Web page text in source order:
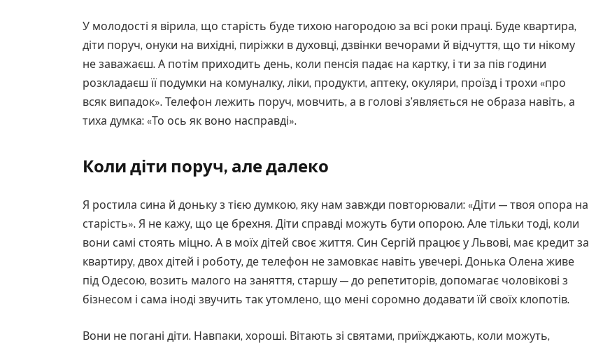
У молодості я вірила, що старість буде тихою нагородою за всі роки праці. Буде квартира,
діти поруч, онуки на вихідні, пиріжки в духовці, дзвінки вечорами й відчуття, що ти нікому
не заважаєш. А потім приходить день, коли пенсія падає на картку, і ти за пів години
розкладаєш її подумки на комуналку, ліки, продукти, аптеку, окуляри, проїзд і трохи «про
всяк випадок». Телефон лежить поруч, мовчить, а в голові з’являється не образа навіть, а
тиха думка: «То ось як воно насправді».
Коли діти поруч, але далеко
Я ростила сина й доньку з тією думкою, яку нам завжди повторювали: «Діти — твоя опора на
старість». Я не кажу, що це брехня. Діти справді можуть бути опорою. Але тільки тоді, коли
вони самі стоять міцно. А в моїх дітей своє життя. Син Сергій працює у Львові, має кредит за
квартиру, двох дітей і роботу, де телефон не замовкає навіть увечері. Донька Олена живе
під Одесою, возить малого на заняття, старшу — до репетиторів, допомагає чоловікові з
бізнесом і сама іноді звучить так утомлено, що мені соромно додавати їй своїх клопотів.
Вони не погані діти. Навпаки, хороші. Вітають зі святами, приїжджають, коли можуть,